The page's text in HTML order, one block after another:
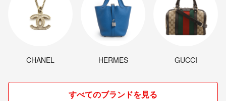
CHANEL HERMES GUCCI
すべてのブランドを見る